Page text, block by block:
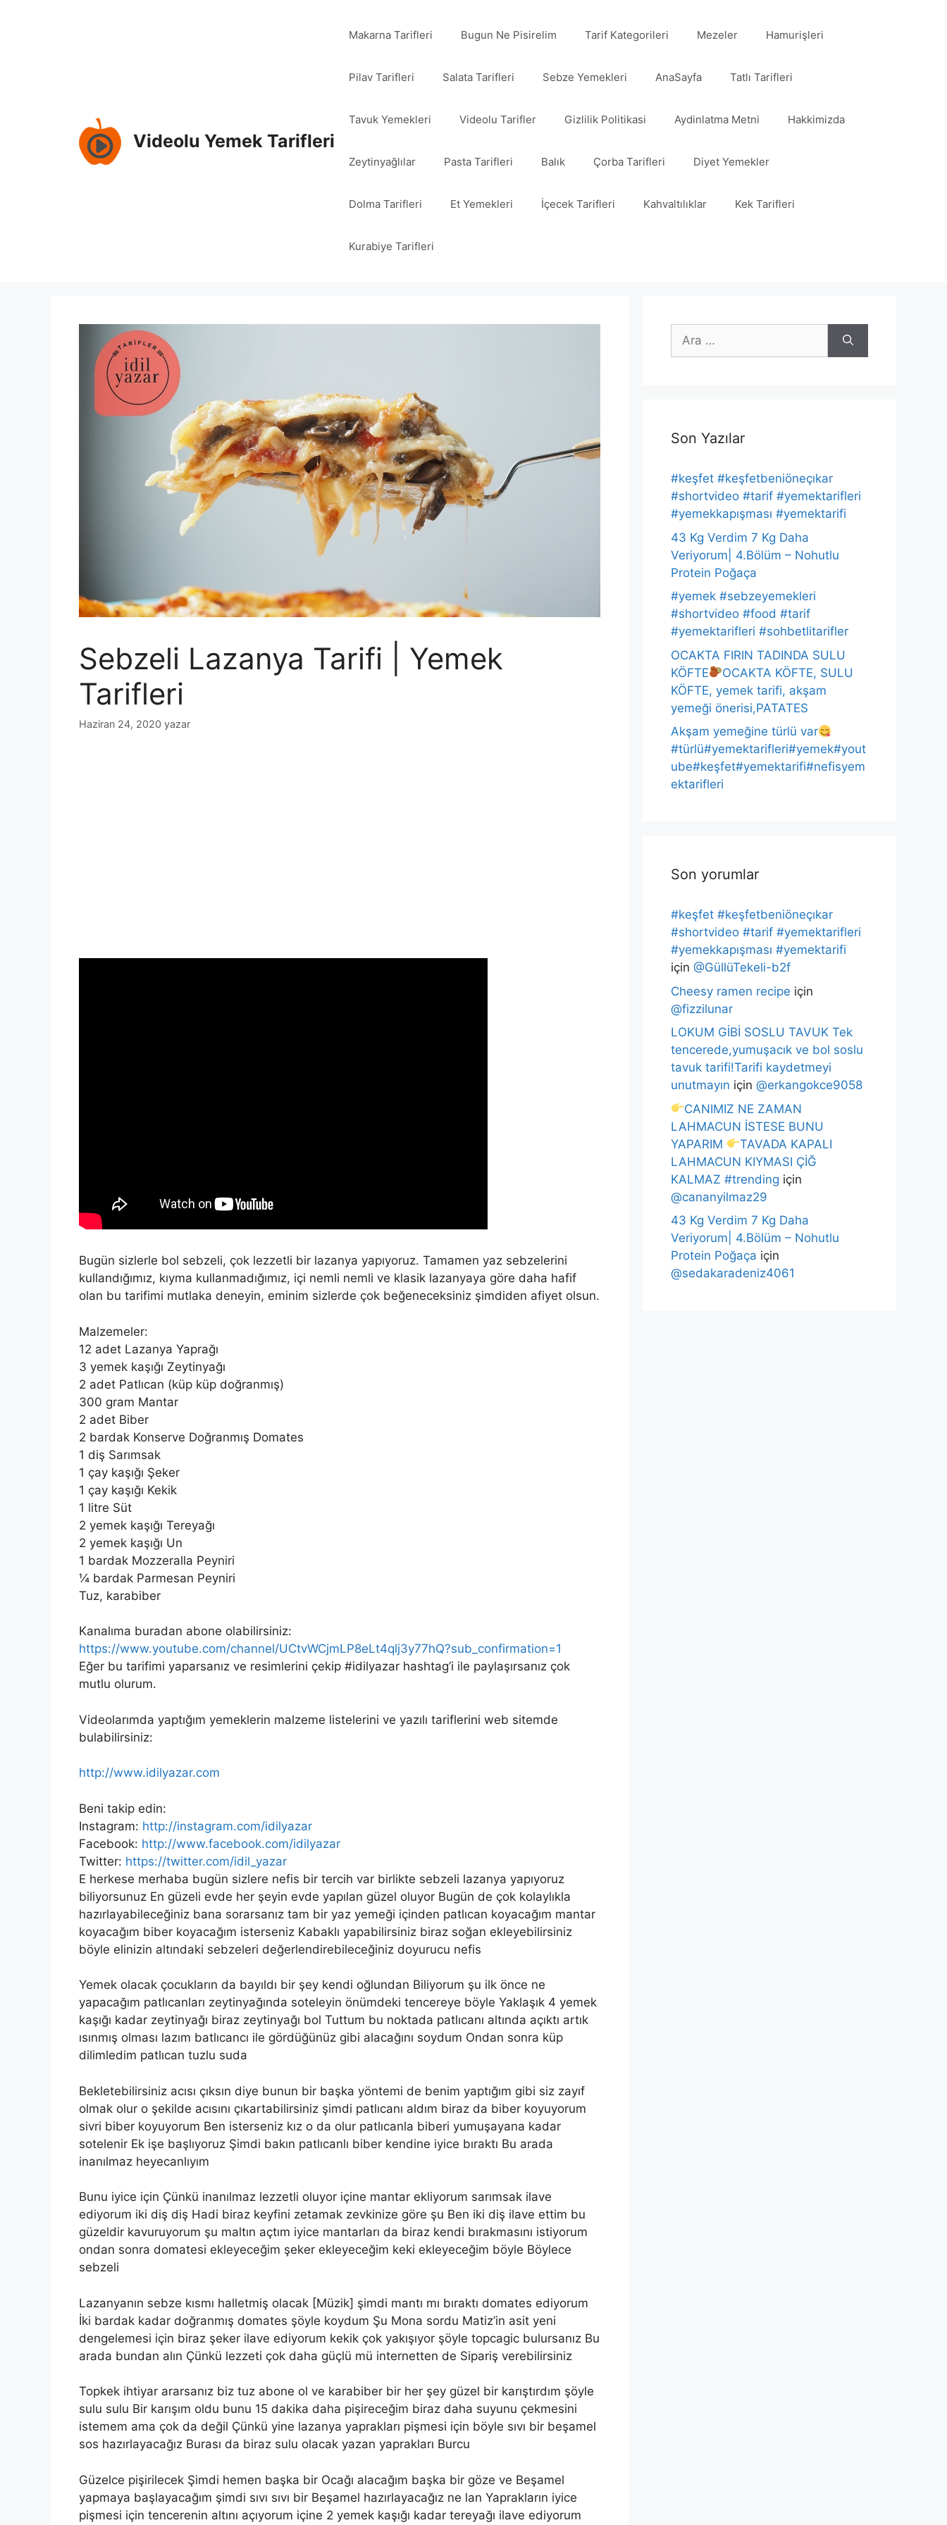
Videolu Yemek Tarifleri
Makarna Tarifleri Bugun Ne Pisirelim Tarif Kategorileri Mezeler Hamurişleri
Pilav Tarifleri Salata Tarifleri Sebze Yemekleri AnaSayfa Tatlı Tarifleri
Tavuk Yemekleri Videolu Tarifler Gizlilik Politikasi Aydinlatma Metni Hakkimizda
Zeytinyağlılar Pasta Tarifleri Balık Çorba Tarifleri Diyet Yemekler
Dolma Tarifleri Et Yemekleri İçecek Tarifleri Kahvaltılıklar Kek Tarifleri
Kurabiye Tarifleri
Sebzeli Lazanya Tarifi | Yemek
Tarifleri
Haziran 24, 2020 yazar
Bugün sizlerle bol sebzeli, çok lezzetli bir lazanya yapıyoruz. Tamamen yaz sebzelerini
kullandığımız, kıyma kullanmadığımız, içi nemli nemli ve klasik lazanyaya göre daha hafif
olan bu tarifimi mutlaka deneyin, eminim sizlerde çok beğeneceksiniz şimdiden afiyet olsun.
Malzemeler:
12 adet Lazanya Yaprağı
3 yemek kaşığı Zeytinyağı
2 adet Patlıcan (küp küp doğranmış)
300 gram Mantar
2 adet Biber
2 bardak Konserve Doğranmış Domates
1 diş Sarımsak
1 çay kaşığı Şeker
1 çay kaşığı Kekik
1 litre Süt
2 yemek kaşığı Tereyağı
2 yemek kaşığı Un
1 bardak Mozzeralla Peyniri
¼ bardak Parmesan Peyniri
Tuz, karabiber
Kanalıma buradan abone olabilirsiniz:
https://www.youtube.com/channel/UCtvWCjmLP8eLt4qlj3y77hQ?sub_confirmation=1
Eğer bu tarifimi yaparsanız ve resimlerini çekip #idilyazar hashtag’i ile paylaşırsanız çok
mutlu olurum.
Videolarımda yaptığım yemeklerin malzeme listelerini ve yazılı tariflerini web sitemde
bulabilirsiniz:
http://www.idilyazar.com
Beni takip edin:
Instagram: http://instagram.com/idilyazar
Facebook: http://www.facebook.com/idilyazar
Twitter: https://twitter.com/idil_yazar
E herkese merhaba bugün sizlere nefis bir tercih var birlikte sebzeli lazanya yapıyoruz
biliyorsunuz En güzeli evde her şeyin evde yapılan güzel oluyor Bugün de çok kolaylıkla
hazırlayabileceğiniz bana sorarsanız tam bir yaz yemeği içinden patlıcan koyacağım mantar
koyacağım biber koyacağım isterseniz Kabaklı yapabilirsiniz biraz soğan ekleyebilirsiniz
böyle elinizin altındaki sebzeleri değerlendirebileceğiniz doyurucu nefis
Yemek olacak çocukların da bayıldı bir şey kendi oğlundan Biliyorum şu ilk önce ne
yapacağım patlıcanları zeytinyağında soteleyin önümdeki tencereye böyle Yaklaşık 4 yemek
kaşığı kadar zeytinyağı biraz zeytinyağı bol Tuttum bu noktada patlıcanı altında açıktı artık
ısınmış olması lazım batlıcancı ile gördüğünüz gibi alacağını soydum Ondan sonra küp
dilimledim patlıcan tuzlu suda
Bekletebilirsiniz acısı çıksın diye bunun bir başka yöntemi de benim yaptığım gibi siz zayıf
olmak olur o şekilde acısını çıkartabilirsiniz şimdi patlıcanı aldım biraz da biber koyuyorum
sivri biber koyuyorum Ben isterseniz kız o da olur patlıcanla biberi yumuşayana kadar
sotelenir Ek işe başlıyoruz Şimdi bakın patlıcanlı biber kendine iyice bıraktı Bu arada
inanılmaz heyecanlıyım
Bunu iyice için Çünkü inanılmaz lezzetli oluyor içine mantar ekliyorum sarımsak ilave
ediyorum iki diş diş Hadi biraz keyfini zetamak zevkinize göre şu Ben iki diş ilave ettim bu
güzeldir kavuruyorum şu maltın açtım iyice mantarları da biraz kendi bırakmasını istiyorum
ondan sonra domatesi ekleyeceğim şeker ekleyeceğim keki ekleyeceğim böyle Böylece
sebzeli
Lazanyanın sebze kısmı halletmiş olacak [Müzik] şimdi mantı mı bıraktı domates ediyorum
İki bardak kadar doğranmış domates şöyle koydum Şu Mona sordu Matiz’in asit yeni
dengelemesi için biraz şeker ilave ediyorum kekik çok yakışıyor şöyle topcagic bulursanız Bu
arada bundan alın Çünkü lezzeti çok daha güçlü mü internetten de Sipariş verebilirsiniz
Topkek ihtiyar ararsanız biz tuz abone ol ve karabiber bir her şey güzel bir karıştırdım şöyle
sulu sulu Bir karışım oldu bunu 15 dakika daha pişireceğim biraz daha suyunu çekmesini
istemem ama çok da değil Çünkü yine lazanya yaprakları pişmesi için böyle sıvı bir beşamel
sos hazırlayacağız Burası da biraz sulu olacak yazan yaprakları Burcu
Güzelce pişirilecek Şimdi hemen başka bir Ocağı alacağım başka bir göze ve Beşamel
yapmaya başlayacağım şimdi sıvı sıvı bir Beşamel hazırlayacağız ne lan Yaprakların iyice
pişmesi için tencerenin altını açıyorum içine 2 yemek kaşığı kadar tereyağı ilave ediyorum
için
Son Yazılar
#keşfet #keşfetbeniöneçıkar
#shortvideo #tarif #yemektarifleri
#yemekkapışması #yemektarifi
43 Kg Verdim 7 Kg Daha
Veriyorum| 4.Bölüm – Nohutlu
Protein Poğaça
#yemek #sebzeyemekleri
#shortvideo #food #tarif
#yemektarifleri #sohbetlitarifler
OCAKTA FIRIN TADINDA SULU
KÖFTE
OCAKTA KÖFTE, SULU
KÖFTE, yemek tarifi, akşam
yemeği önerisi,PATATES
Akşam yemeğine türlü var
#türlü#yemektarifleri#yemek#yout
ube#keşfet#yemektarifi#nefisyem
ektarifleri
Son yorumlar
#keşfet #keşfetbeniöneçıkar
#shortvideo #tarif #yemektarifleri
#yemekkapışması #yemektarifi
için @GüllüTekeli-b2f
Cheesy ramen recipe için
@fizzilunar
LOKUM GİBİ SOSLU TAVUK Tek
tencerede,yumuşacık ve bol soslu
tavuk tarifi!Tarifi kaydetmeyi
unutmayın için @erkangokce9058
CANIMIZ NE ZAMAN
LAHMACUN İSTESE BUNU
YAPARIM
TAVADA KAPALI
LAHMACUN KIYMASI ÇİĞ
KALMAZ #trending için
@cananyilmaz29
43 Kg Verdim 7 Kg Daha
Veriyorum| 4.Bölüm – Nohutlu
Protein Poğaça için
@sedakaradeniz4061